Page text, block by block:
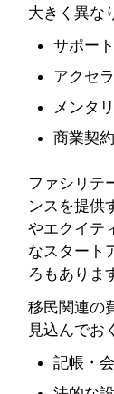
大きく異な
サポー
アクセ
メンタ
商業契
ファシリテ
ンスを提供
やエクイテ
なスタート
ろもありま
移民関連の
見込んでお
記帳・